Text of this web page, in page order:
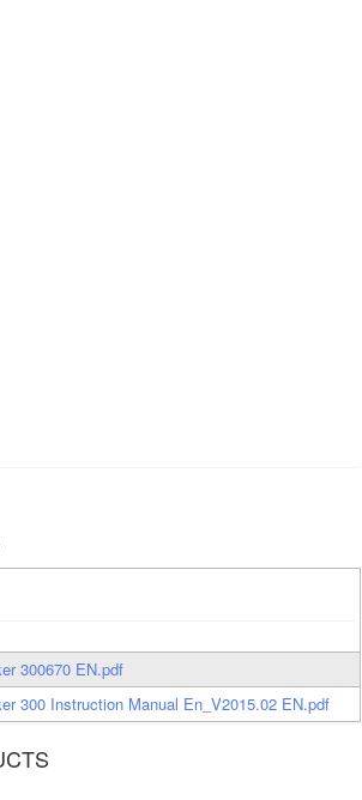
300670 EN.pdf
300 Instruction Manual En_V2015.02 EN.pdf